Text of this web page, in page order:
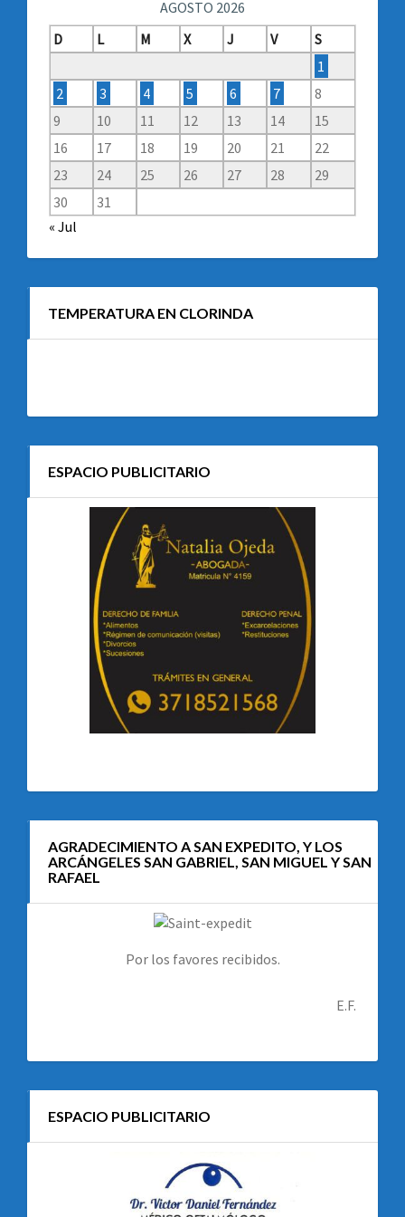
AGOSTO 2026
D
L M X J V
S
1
2
3 4 5 6 7
8
9
10 11 12 13 14
15
16
17 18 19 20 21
22
23
24 25 26 27 28
29
30
31
« Jul
TEMPERATURA EN CLORINDA
ESPACIO PUBLICITARIO
AGRADECIMIENTO A SAN EXPEDITO, Y LOS
ARCÁNGELES SAN GABRIEL, SAN MIGUEL Y SAN
RAFAEL
Por los favores recibidos.
E.F.
ESPACIO PUBLICITARIO